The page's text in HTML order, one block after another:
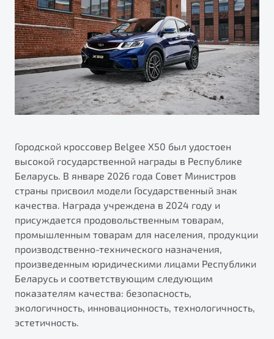
Яркий кроссовер
от 2 219 990 ₽*
Обзор В наличии
Элегантный и практичный седан
от 1 699 990 ₽*
Обзор В наличии
Автокредит
Трейд-ин
Страхование
Расчет КАСКО
Узнайте о специальных выгодах при покупке
автомобиля Belgee
Подробно
Ремонт электрооборудования
Диагностика автомобилей
Ремонт двигателя
Кузовной ремонт
Полная диагностика
Покраска автомобилей
Ремонт ходовой части
Обслуживание автокондиционеров
ПОДДЕРЖКА
Belgee Линк
Belgee Клуб
Belgee Плюс
Реферальная программа
О дилерском центре
Правовая информация
Городской кроссовер Belgee Х50 был удостоен
высокой государственной награды в Республике
Беларусь. В январе 2026 года Совет Министров
страны присвоил модели Государственный знак
качества. Награда учреждена в 2024 году и
присуждается продовольственным товарам,
промышленным товарам для населения, продукции
производственно-технического назначения,
произведенным юридическими лицами Республики
Беларусь и соответствующим следующим
показателям качества: безопасность,
экологичность, инновационность, технологичность,
эстетичность.